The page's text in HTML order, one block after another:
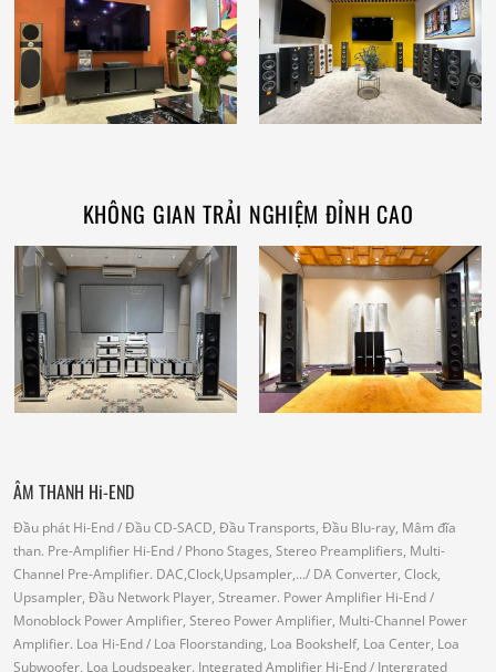
KHÔNG GIAN TRẢI NGHIỆM ĐỈNH CAO
ÂM THANH Hi-END
Đầu phát Hi-End/ Đầu CD-SACD, Đầu Transports, Đầu Blu-ray, Mâm đĩa
than. Pre-Amplifier Hi-End/ Phono Stages, Stereo Preamplifiers, Multi-
Channel Pre-Amplifier. DAC,Clock,Upsampler,.../ DA Converter, Clock,
Upsampler, Đầu Network Player, Streamer. Power Amplifier Hi-End/
Monoblock Power Amplifier, Stereo Power Amplifier, Multi-Channel Power
Amplifier. Loa Hi-End/ Loa Floorstanding, Loa Bookshelf, Loa Center, Loa
Subwoofer, Loa Loudspeaker. Integrated Amplifier Hi-End/ Intergrated